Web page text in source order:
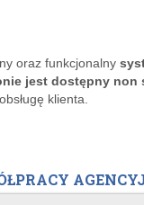
oraz funkcjonalny
jest dostępny non
klienta.